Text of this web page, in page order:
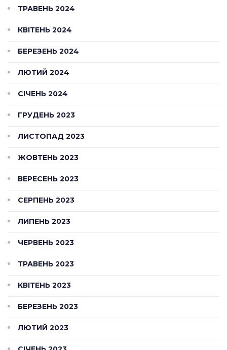
ТРАВЕНЬ 2024
КВІТЕНЬ 2024
БЕРЕЗЕНЬ 2024
ЛЮТИЙ 2024
СІЧЕНЬ 2024
ГРУДЕНЬ 2023
ЛИСТОПАД 2023
ЖОВТЕНЬ 2023
ВЕРЕСЕНЬ 2023
СЕРПЕНЬ 2023
ЛИПЕНЬ 2023
ЧЕРВЕНЬ 2023
ТРАВЕНЬ 2023
КВІТЕНЬ 2023
БЕРЕЗЕНЬ 2023
ЛЮТИЙ 2023